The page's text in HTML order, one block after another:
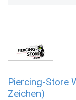
Piercing-Store
Zeichen)